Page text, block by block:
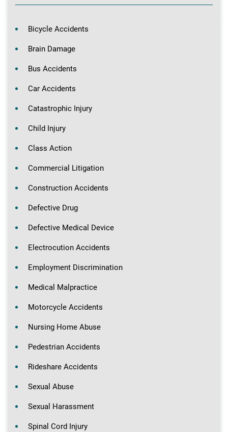
Bicycle Accidents
Brain Damage
Bus Accidents
Car Accidents
Catastrophic Injury
Child Injury
Class Action
Commercial Litigation
Construction Accidents
Defective Drug
Defective Medical Device
Electrocution Accidents
Employment Discrimination
Medical Malpractice
Motorcycle Accidents
Nursing Home Abuse
Pedestrian Accidents
Rideshare Accidents
Sexual Abuse
Sexual Harassment
Spinal Cord Injury